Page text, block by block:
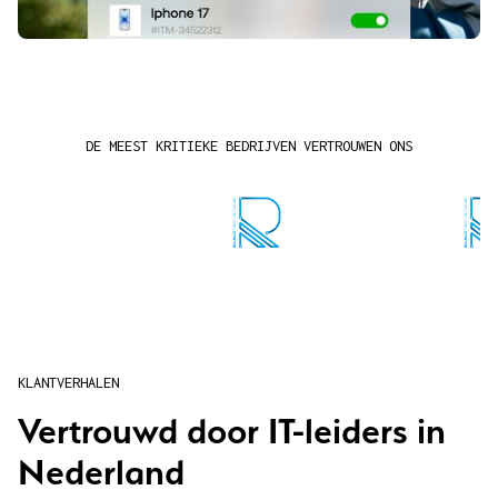
DE MEEST KRITIEKE BEDRIJVEN VERTROUWEN ONS
KLANTVERHALEN
Vertrouwd door IT-leiders in
Nederland